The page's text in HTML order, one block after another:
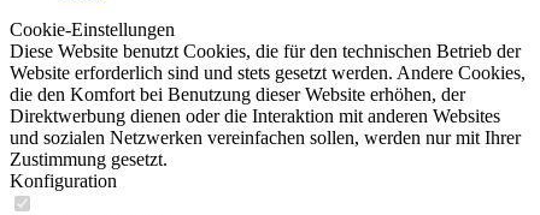
Cookie-Einstellungen
Diese Website benutzt Cookies, die für den technischen Betrieb der
Website erforderlich sind und stets gesetzt werden. Andere Cookies,
die den Komfort bei Benutzung dieser Website erhöhen, der
Direktwerbung dienen oder die Interaktion mit anderen Websites
und sozialen Netzwerken vereinfachen sollen, werden nur mit Ihrer
Zustimmung gesetzt.
Konfiguration